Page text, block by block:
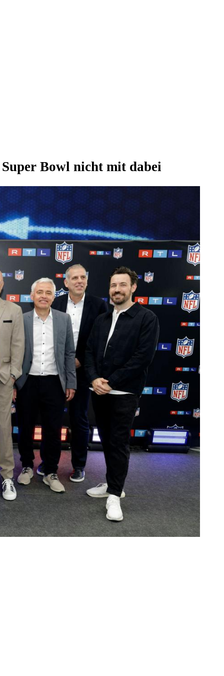
Bowl nicht mit dabei